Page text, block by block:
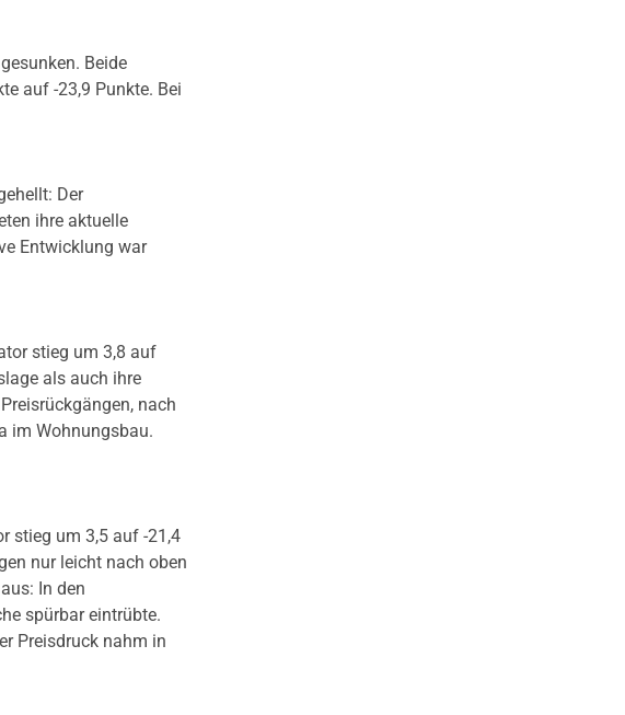
Beide
auf -23,9 Punkte. Bei
Der
ihre aktuelle
Entwicklung war
stieg um 3,8 auf
als auch ihre
nach
im Wohnungsbau.
stieg um 3,5 auf -21,4
nur leicht nach oben
In den
spürbar eintrübte.
Preisdruck nahm in